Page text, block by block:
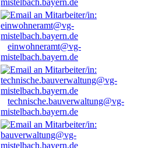
einwohneramt@vg-
mistelbach.bayern.de
technische.bauverwaltung@vg-
mistelbach.bayern.de